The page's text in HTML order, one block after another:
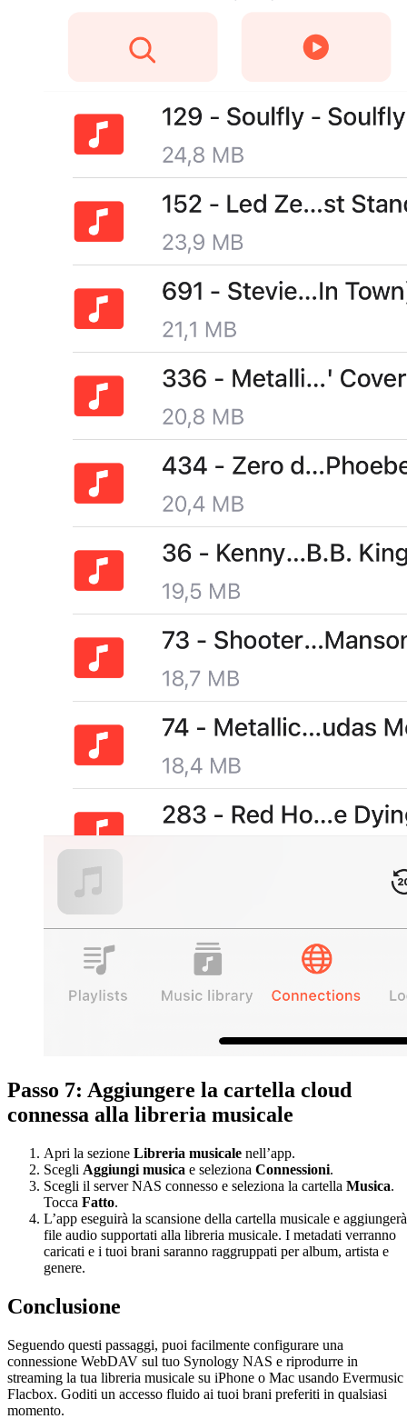
Passo 7: Aggiungere la cartella cloud
connessa alla libreria musicale
Apri la sezione Libreria musicale nell’app.
Scegli Aggiungi musica e seleziona Connessioni.
Scegli il server NAS connesso e seleziona la cartella Musica.
Tocca Fatto.
L’app eseguirà la scansione della cartella musicale e
file audio supportati alla libreria musicale. I metadati verranno
caricati e i tuoi brani saranno raggruppati per album, artista e
genere.
Conclusione
Seguendo questi passaggi, puoi facilmente configurare una
connessione WebDAV sul tuo Synology NAS e riprodurre in
streaming la tua libreria musicale su iPhone o Mac usando Evermusic
Flacbox. Goditi un accesso fluido ai tuoi brani preferiti in qualsiasi
momento.